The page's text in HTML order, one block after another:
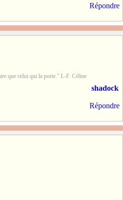
Répondre
que celui qui la porte." L-F. Céline
shadock
Répondre